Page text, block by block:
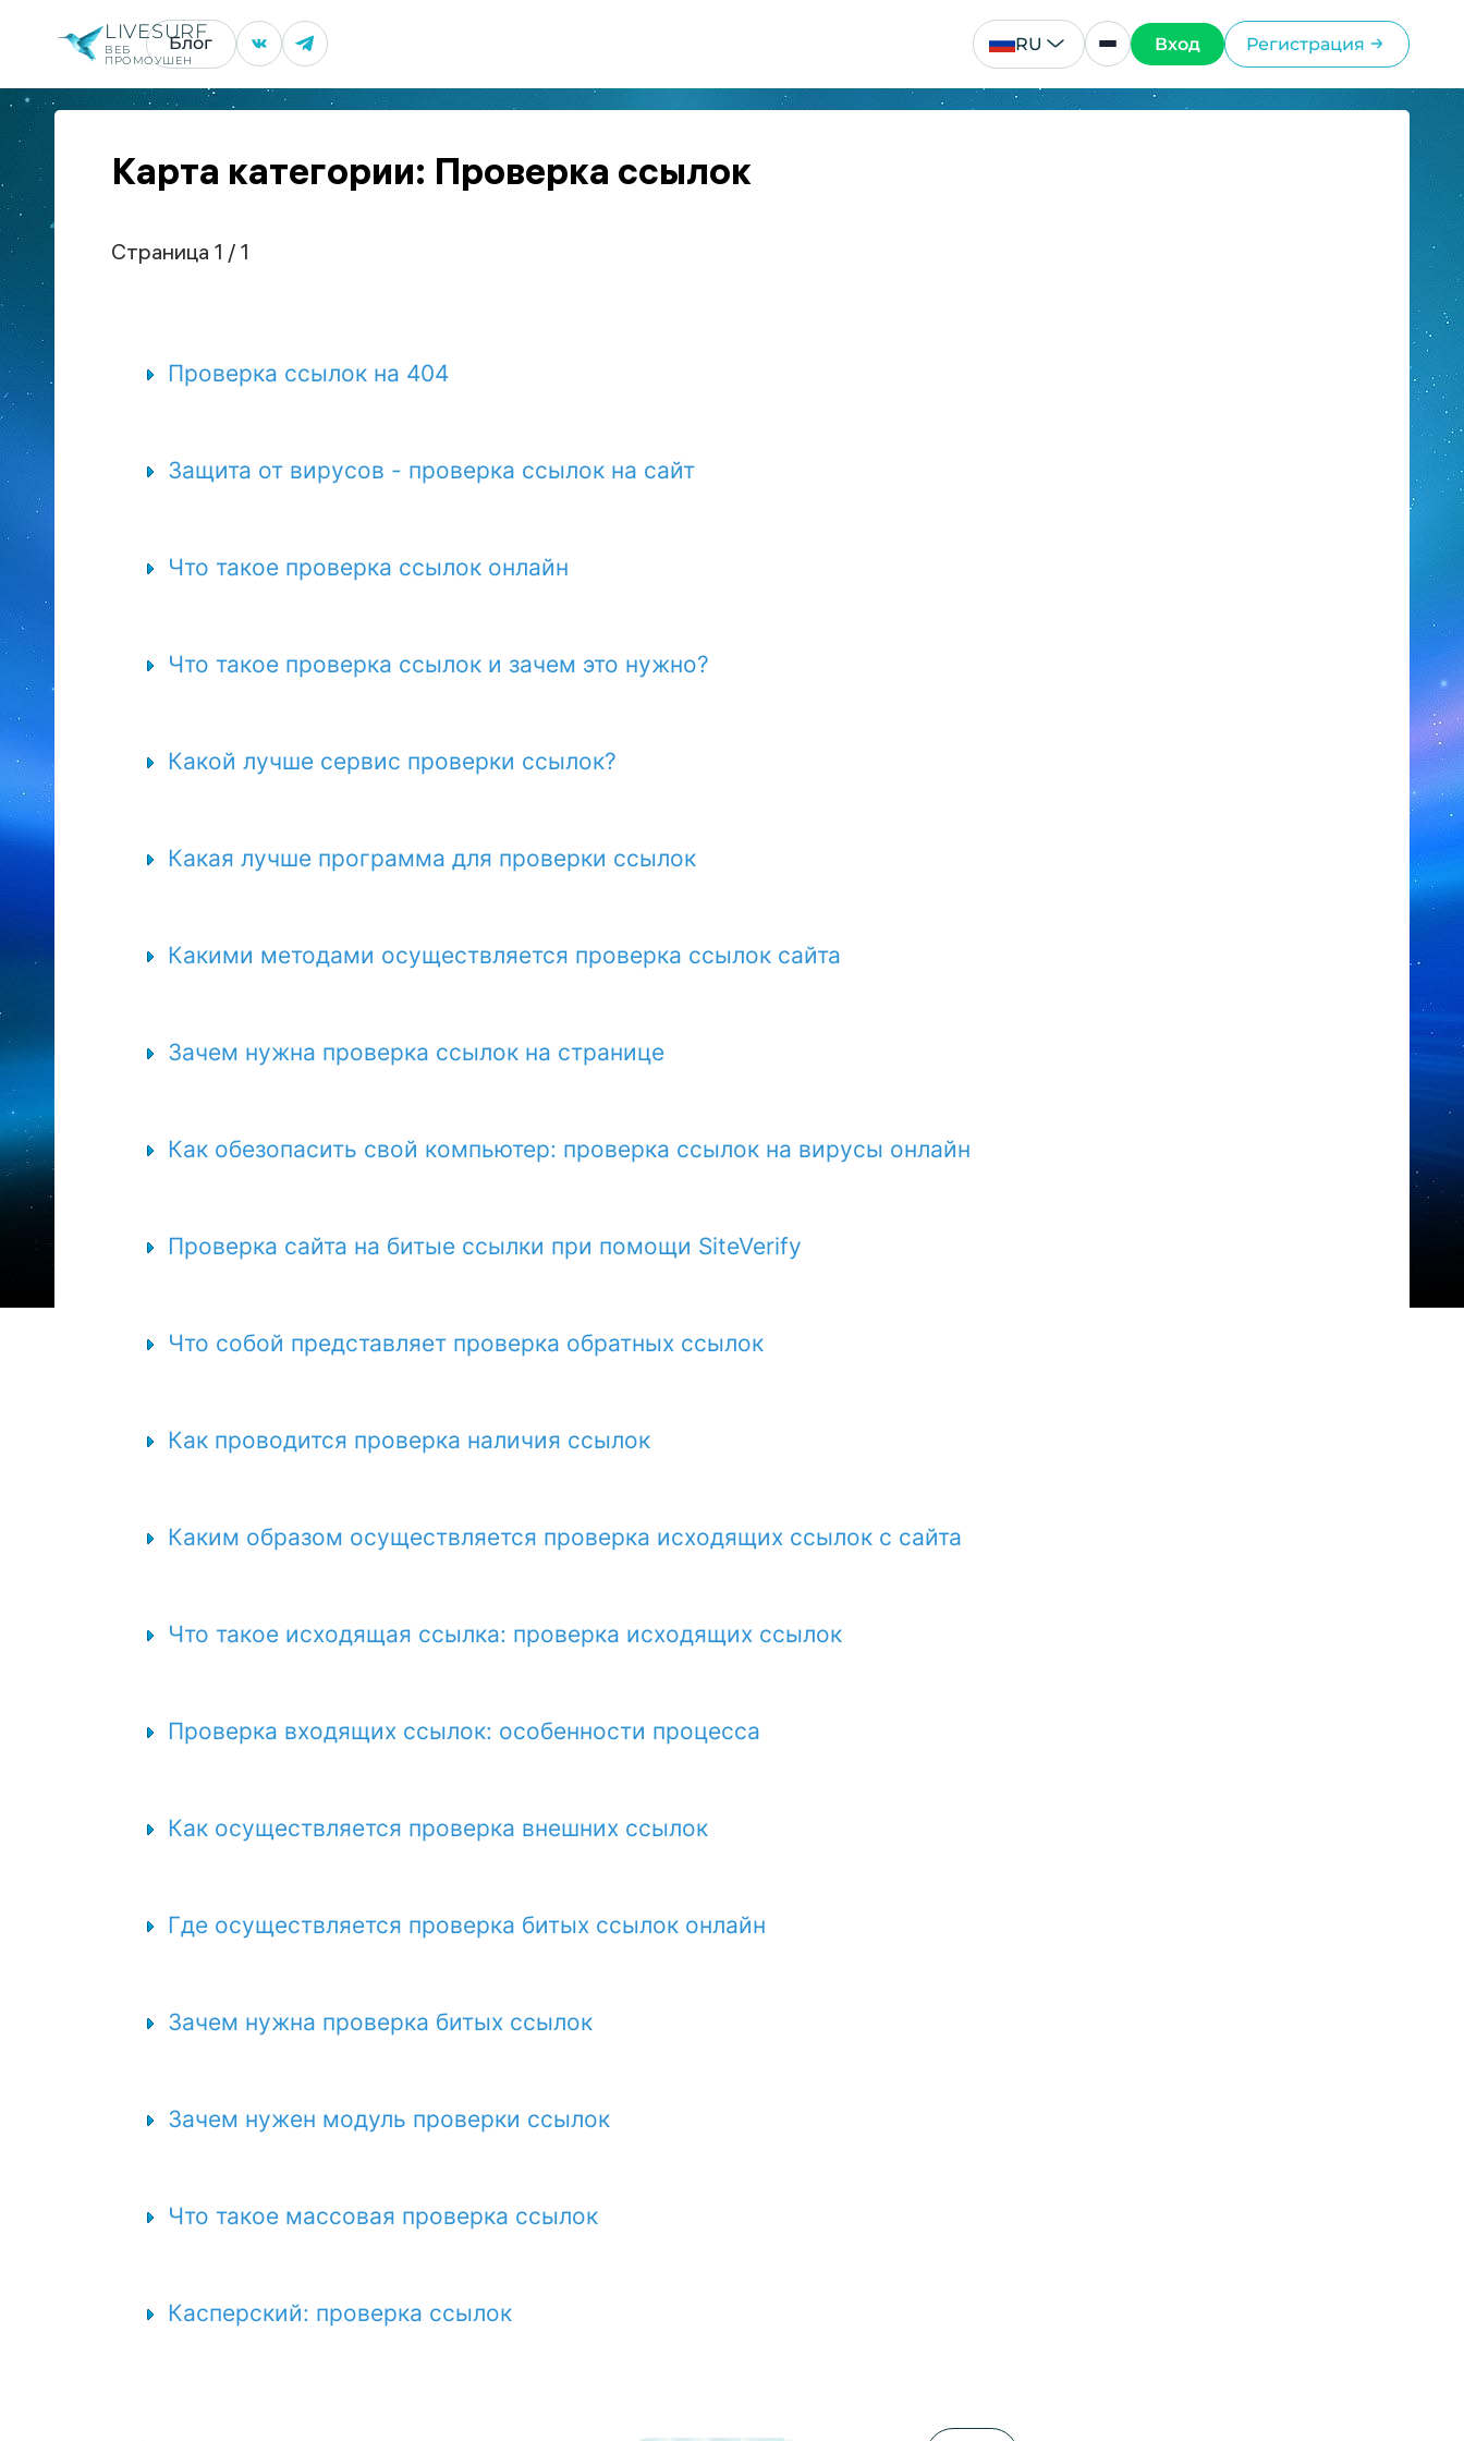
LIVESURF
ВЕБ
ПРОМОУШЕН
Блог RU Вход Регистрация
Карта категории: Проверка ссылок
Страница 1 / 1
Проверка ссылок на 404
Защита от вирусов - проверка ссылок на сайт
Что такое проверка ссылок онлайн
Что такое проверка ссылок и зачем это нужно?
Какой лучше сервис проверки ссылок‏?
Какая лучше программа для проверки ссылок
Какими методами осуществляется проверка ссылок сайта
Зачем нужна проверка ссылок на странице
Как обезопасить свой компьютер: проверка ссылок на вирусы онлайн
Проверка сайта на битые ссылки при помощи SiteVerify
Что собой представляет проверка обратных ссылок
Как проводится проверка наличия ссылок
Каким образом осуществляется проверка исходящих ссылок с сайта
Что такое исходящая ссылка: проверка исходящих ссылок
Проверка входящих ссылок: особенности процесса
Как осуществляется проверка внешних ссылок
Где осуществляется проверка битых ссылок онлайн
Зачем нужна проверка битых ссылок
Зачем нужен модуль проверки ссылок
Что такое массовая проверка ссылок
Касперский: проверка ссылок